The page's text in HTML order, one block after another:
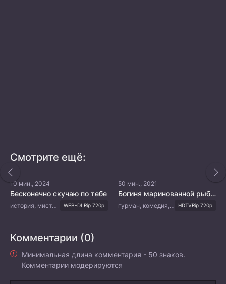
Смотрите ещё:
10 мин., 2024
Бесконечно скучаю по тебе
история, мистика, романтика WEB-DLRip 720p
50 мин., 2021
Богиня маринованной рыбки
гурман, комедия, романтика HDTVRip 720p
Комментарии (0)
Минимальная длина комментария - 50 знаков.
Комментарии модерируются